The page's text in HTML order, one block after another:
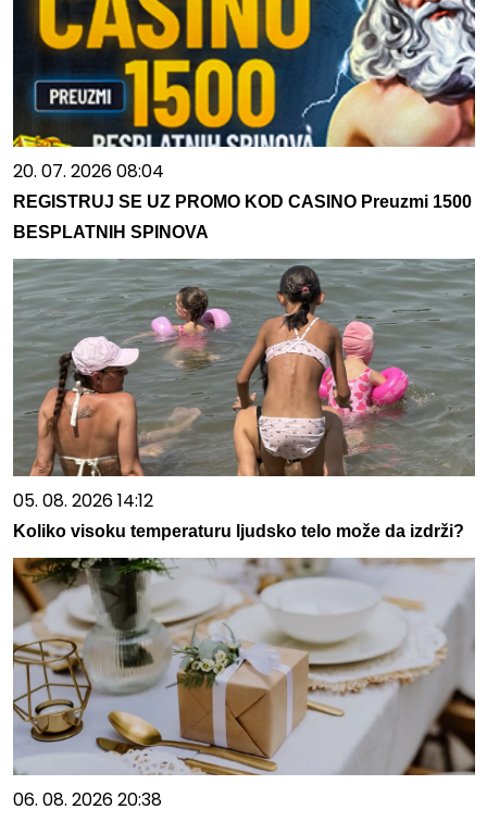
20. 07. 2026 08:04
REGISTRUJ SE UZ PROMO KOD CASINO Preuzmi 1500
BESPLATNIH SPINOVA
05. 08. 2026 14:12
Koliko visoku temperaturu ljudsko telo može da izdrži?
06. 08. 2026 20:38